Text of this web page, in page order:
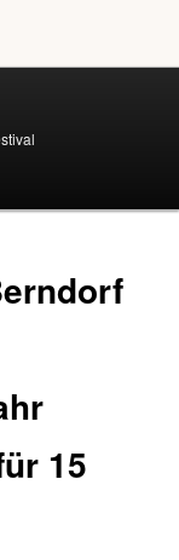
15